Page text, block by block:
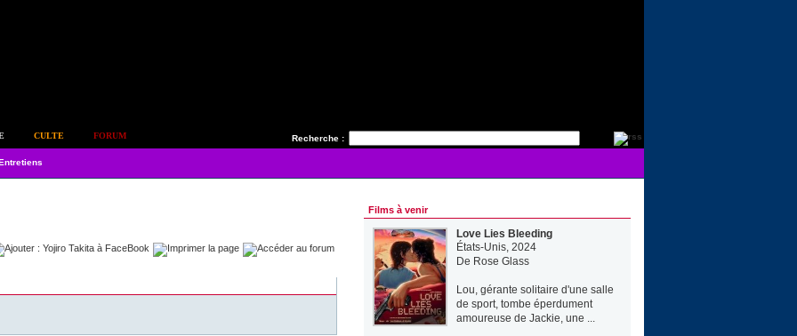
Recherche :
CULTE FORUM
Films à venir
Love Lies Bleeding
États-Unis, 2024
De Rose Glass
Lou, gérante solitaire d'une salle
de sport, tombe éperdument
amoureuse de Jackie, une ...